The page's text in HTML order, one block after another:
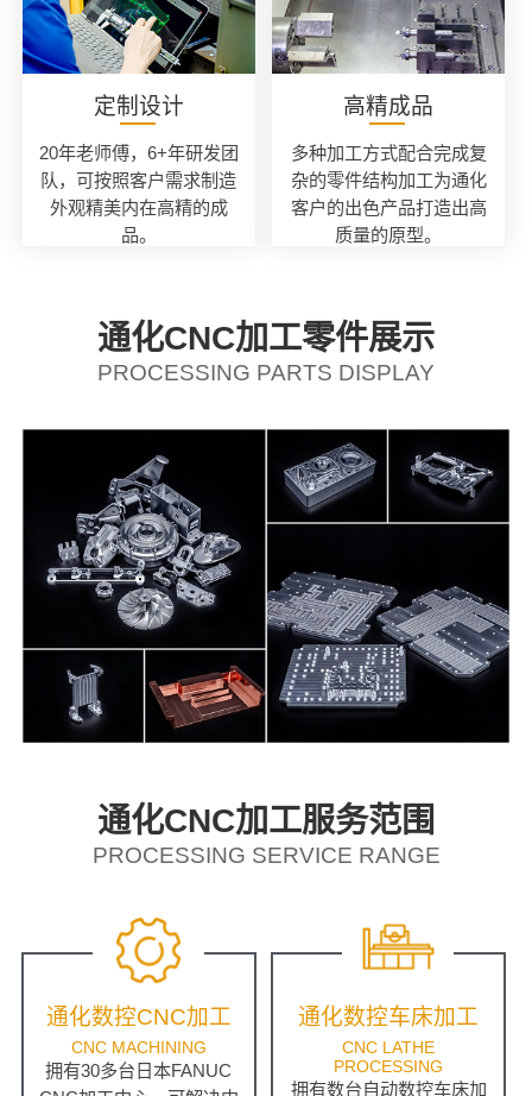
定制设计
20年老师傅，6+年研发团
队，可按照客户需求制造
外观精美内在高精的成
品。
高精成品
多种加工方式配合完成复
杂的零件结构加工为通化
客户的出色产品打造出高
质量的原型。
通化CNC加工零件展示
PROCESSING PARTS DISPLAY
通化CNC加工服务范围
PROCESSING SERVICE RANGE
通化数控CNC加工
CNC MACHINING
拥有30多台日本FANUC
通化数控车床加工
CNC LATHE
PROCESSING
拥有数台自动数控车床加